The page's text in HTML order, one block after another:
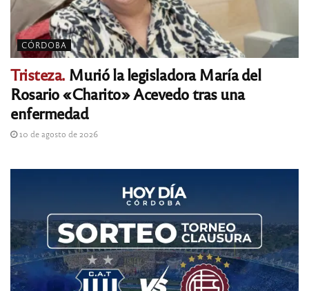
CÓRDOBA
Tristeza. Murió la legisladora María del
Rosario «Charito» Acevedo tras una
enfermedad
10 de agosto de 2026